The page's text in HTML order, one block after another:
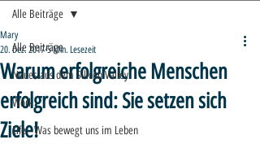
Alle Beiträge
Neues aus dem Silicon Valley
Work
Life - Was bewegt uns im Leben
Alle Beiträge
Warum erfolgreiche Menschen
erfolgreich sind: Sie setzen sich
Ziele!
Mary
20. Dez. 2017 5 Min. Lesezeit